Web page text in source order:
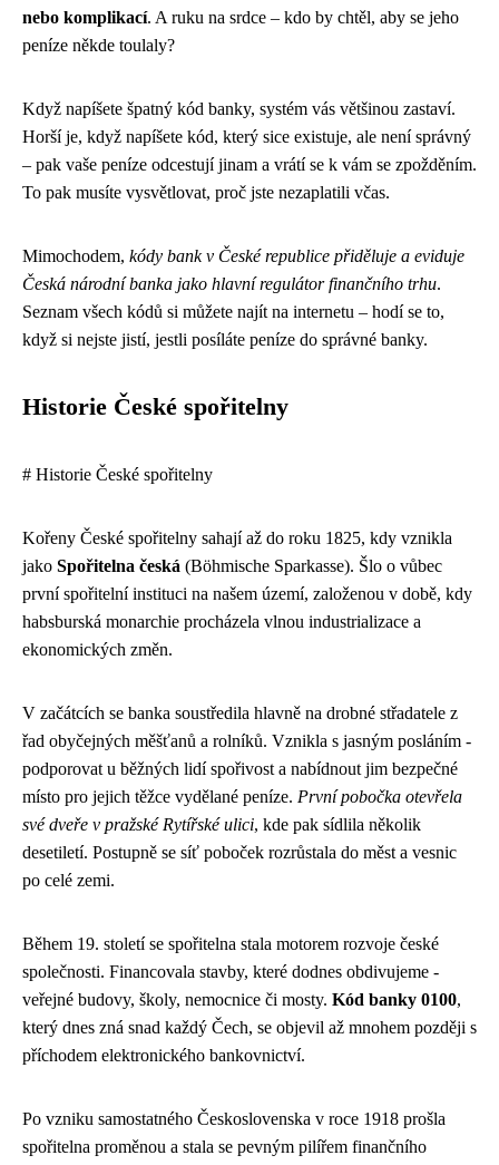
nebo komplikací. A ruku na srdce – kdo by chtěl, aby se jeho
peníze někde toulaly?
Když napíšete špatný kód banky, systém vás většinou zastaví.
Horší je, když napíšete kód, který sice existuje, ale není správný
– pak vaše peníze odcestují jinam a vrátí se k vám se zpožděním.
To pak musíte vysvětlovat, proč jste nezaplatili včas.
Mimochodem, kódy bank v České republice přiděluje a eviduje
Česká národní banka jako hlavní regulátor finančního trhu.
Seznam všech kódů si můžete najít na internetu – hodí se to,
když si nejste jistí, jestli posíláte peníze do správné banky.
Historie České spořitelny
# Historie České spořitelny
Kořeny České spořitelny sahají až do roku 1825, kdy vznikla
jako Spořitelna česká (Böhmische Sparkasse). Šlo o vůbec
první spořitelní instituci na našem území, založenou v době, kdy
habsburská monarchie procházela vlnou industrializace a
ekonomických změn.
V začátcích se banka soustředila hlavně na drobné střadatele z
řad obyčejných měšťanů a rolníků. Vznikla s jasným posláním -
podporovat u běžných lidí spořivost a nabídnout jim bezpečné
místo pro jejich těžce vydělané peníze. První pobočka otevřela
své dveře v pražské Rytířské ulici, kde pak sídlila několik
desetiletí. Postupně se síť poboček rozrůstala do měst a vesnic
po celé zemi.
Během 19. století se spořitelna stala motorem rozvoje české
společnosti. Financovala stavby, které dodnes obdivujeme -
veřejné budovy, školy, nemocnice či mosty. Kód banky 0100,
který dnes zná snad každý Čech, se objevil až mnohem později s
příchodem elektronického bankovnictví.
Po vzniku samostatného Československa v roce 1918 prošla
spořitelna proměnou a stala se pevným pilířem finančního